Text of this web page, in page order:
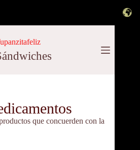
que concuerden con la